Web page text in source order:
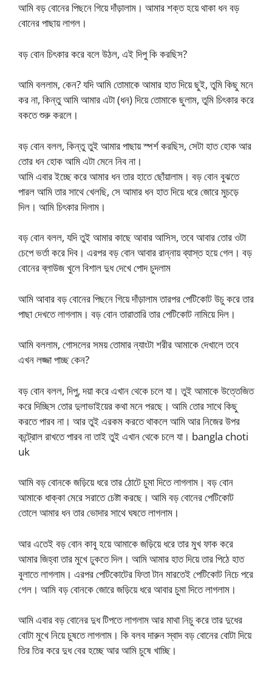
আমি বড় বোনের পিছনে গিয়ে দাঁড়ালাম। আমার শক্ত হয়ে থাকা ধন বড়
বোনের পাছায় লাগল।
বড় বোন চিৎকার করে বলে উঠল, এই দিপু কি করছিস?
আমি বললাম, কেন? যদি আমি তোমাকে আমার হাত দিয়ে ছুই, তুমি কিছু মনে
কর না, কিন্তু আমি আমার এটা (ধন) দিয়ে তোমাকে ছুলাম, তুমি চিৎকার করে
বকতে শুরু করলে।
বড় বোন বলল, কিন্তু তুই আমার পাছায় স্পর্শ করছিস, সেটা হাত হোক আর
তোর ধন হোক আমি এটা মেনে নিব না।
আমি এবার ইচ্ছে করে আমার ধন তার হাতে ছোঁয়ালাম। বড় বোন বুঝতে
পারল আমি তার সাথে খেলছি, সে আমার ধন হাত দিয়ে ধরে জোরে মুচড়ে
দিল। আমি চিৎকার দিলাম।
বড় বোন বলল, যদি তুই আমার কাছে আবার আসিস, তবে আবার তোর ওটা
চেপে ভর্তা করে দিব। এরপর বড় বোন আবার রান্নায় ব্যাস্ত হয়ে গেল। বড়
বোনের ব্লাউজ খুলে বিশাল দুধ দেখে পোদ চুদলাম
আমি আবার বড় বোনের পিছনে গিয়ে দাঁড়ালাম তারপর পেটিকোট উচু করে তার
পাছা দেখতে লাগলাম। বড় বোন তারাতারি তার পেটিকোট নামিয়ে দিল।
আমি বললাম, গোসলের সময় তোমার ন্যাংটা শরীর আমাকে দেখালে তবে
এখন লজ্জা পাচ্ছ কেন?
বড় বোন বলল, দিপু, দয়া করে এখান থেকে চলে যা। তুই আমাকে উত্তেজিত
করে দিচ্ছিস তোর দুলাভাইয়ের কথা মনে পরছে। আমি তোর সাথে কিছু
করতে পারব না। আর তুই এরকম করতে থাকলে আমি আর নিজের উপর
কন্ট্রোল রাখতে পারব না তাই তুই এখান থেকে চলে যা। bangla choti
uk
আমি বড় বোনকে জড়িয়ে ধরে তার ঠোটে চুমা দিতে লাগলাম। বড় বোন
আমাকে ধাক্কা মেরে সরাতে চেষ্টা করছে। আমি বড় বোনের পেটিকোট
তোলে আমার ধন তার ভোদার সাথে ঘষতে লাগলাম।
আর এতেই বড় বোন কাবু হয়ে আমাকে জড়িয়ে ধরে তার মুখ ফাক করে
আমার জিহ্বা তার মুখে ঢুকতে দিল। আমি আমার হাত দিয়ে তার পিঠে হাত
বুলাতে লাগলাম। এরপর পেটিকোটের ফিতা টান মারতেই পেটিকোট নিচে পরে
গেল। আমি বড় বোনকে জোরে জড়িয়ে ধরে আবার চুমা দিতে লাগলাম।
আমি এবার বড় বোনের দুধ টিপতে লাগলাম আর মাথা নিচু করে তার দুধের
বোটা মুখে নিয়ে চুষতে লাগলাম। কি বলব দারুন স্বাদ বড় বোনের বোটা দিয়ে
তির তির করে দুধ বের হচ্ছে আর আমি চুষে খাচ্ছি।